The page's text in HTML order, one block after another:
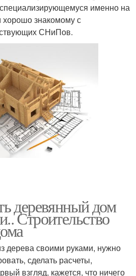
специализирующемуся именно на
хорошо знакомому с
СНиПов.
деревянный дом
Строительство
дерева своими руками, нужно
сделать расчеты,
взгляд, кажется, что ничего